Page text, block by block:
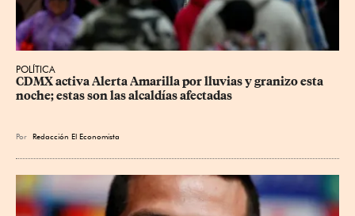
POLÍTICA
CDMX activa Alerta Amarilla por lluvias y granizo esta
noche; estas son las alcaldías afectadas
Por Redacción El Economista